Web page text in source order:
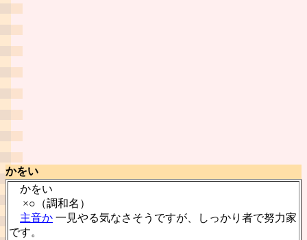
かをい
かをい
×○（調和名）
主音か 一見やる気なさそうですが、しっかり者で努力家
です。